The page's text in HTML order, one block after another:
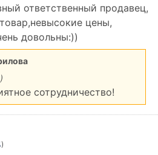
ответственный продавец,
цены,
довольны:))
сотрудничество!
)